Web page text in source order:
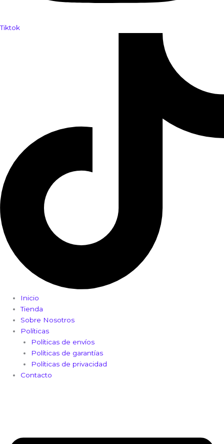
Tiktok
Inicio
Tienda
Sobre Nosotros
Políticas
Políticas de envíos
Políticas de garantías
Políticas de privacidad
Contacto